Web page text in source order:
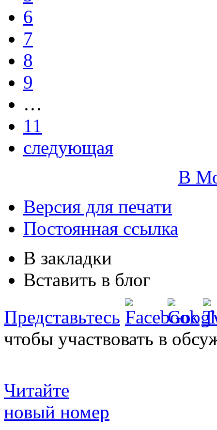
6
7
8
9
…
11
следующая
В
Версия для печати
Постоянная ссылка
В закладки
Вставить в блог
Представьтесь
чтобы участвовать в
Читайте
новый номер